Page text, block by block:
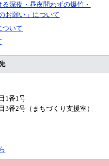
深夜・昼夜問わずの爆竹・
お願い」について
ついて
1番1号
番2号（まちづくり支援室）